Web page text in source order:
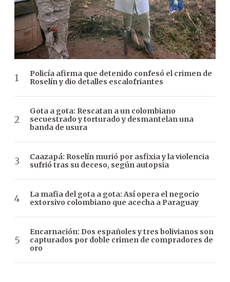
Policía afirma que detenido confesó el crimen de
Roselín y dio detalles escalofriantes
Gota a gota: Rescatan a un colombiano
secuestrado y torturado y desmantelan una
banda de usura
Caazapá: Roselín murió por asfixia y la violencia
sufrió tras su deceso, según autopsia
La mafia del gota a gota: Así opera el negocio
extorsivo colombiano que acecha a Paraguay
Encarnación: Dos españoles y tres bolivianos son
capturados por doble crimen de compradores de
oro